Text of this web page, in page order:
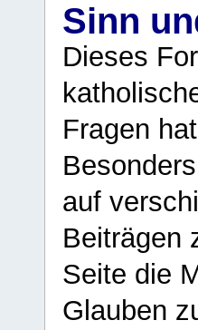
Sinn
Dieses
Fragen
auf
Beiträgen
Seite die
Glauben